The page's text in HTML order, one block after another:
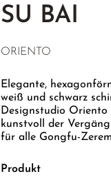
SU BAI
ORIENTO
Elegante,
weiß und schwarz
Designstudio Oriento
kunstvoll der
für alle Gongfu-
Produkt